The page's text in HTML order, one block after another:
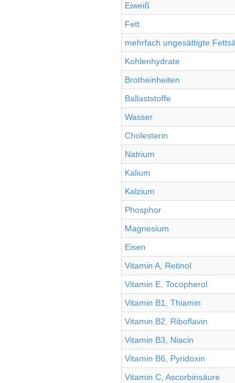
Eiweiß
Fett
mehrfach ungesättigte
Kohlenhydrate
Brotheinheiten
Ballaststoffe
Wasser
Cholesterin
Natrium
Kalium
Kalzium
Phosphor
Magnesium
Eisen
Vitamin A, Retinol
Vitamin E, Tocopherol
Vitamin B1, Thiamin
Vitamin B2, Riboflavin
Vitamin B3, Niacin
Vitamin B6, Pyridoxin
Vitamin C, Ascorbinsäure